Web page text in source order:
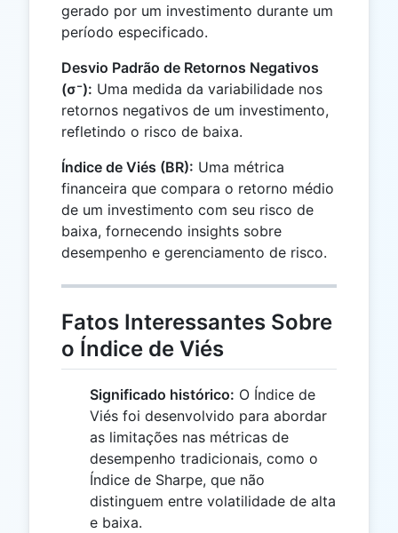
gerado por um investimento durante um
período especificado.
Desvio Padrão de Retornos Negativos
(σ⁻): Uma medida da variabilidade nos
retornos negativos de um investimento,
refletindo o risco de baixa.
Índice de Viés (BR): Uma métrica
financeira que compara o retorno médio
de um investimento com seu risco de
baixa, fornecendo insights sobre
desempenho e gerenciamento de risco.
Fatos Interessantes Sobre
o Índice de Viés
Significado histórico: O Índice de
Viés foi desenvolvido para abordar
as limitações nas métricas de
desempenho tradicionais, como o
Índice de Sharpe, que não
distinguem entre volatilidade de alta
e baixa.